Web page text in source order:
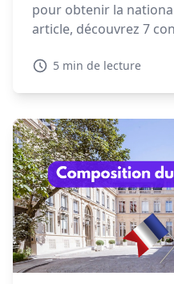
pour obtenir la
article, découvrez 7
répondre sereinement
5 min de lecture